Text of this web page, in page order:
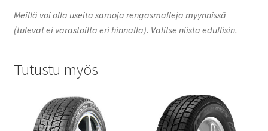
Meillä voi olla useita samoja rengasmalleja myynnissä
(tulevat ei varastoilta eri hinnalla). Valitse niistä edullisin.
Tutustu myös